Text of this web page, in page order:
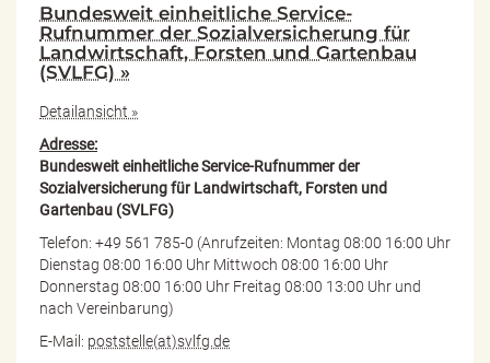
Bundesweit einheitliche Service-
Rufnummer der Sozialversicherung für
Landwirtschaft, Forsten und Gartenbau
(SVLFG) »
Detailansicht »
Adresse:
Bundesweit einheitliche Service-Rufnummer der
Sozialversicherung für Landwirtschaft, Forsten und
Gartenbau (SVLFG)
Telefon: +49 561 785-0 (Anrufzeiten: Montag 08:00 16:00 Uhr
Dienstag 08:00 16:00 Uhr Mittwoch 08:00 16:00 Uhr
Donnerstag 08:00 16:00 Uhr Freitag 08:00 13:00 Uhr und
nach Vereinbarung)
E-Mail: poststelle(at)svlfg.de